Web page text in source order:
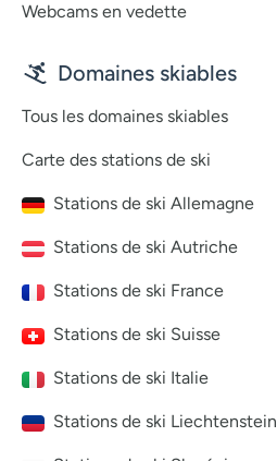
Webcams en vedette
Domaines skiables
Tous les domaines skiables
Carte des stations de ski
Stations de ski Allemagne
Stations de ski Autriche
Stations de ski France
Stations de ski Suisse
Stations de ski Italie
Stations de ski Liechtenstein